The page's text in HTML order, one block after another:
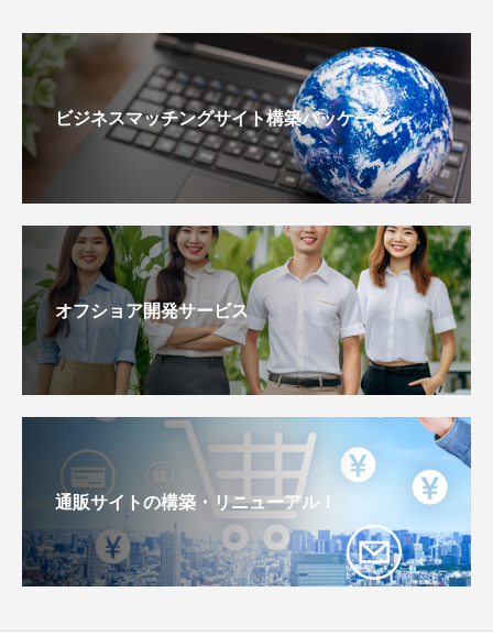
ビジネスマッチングサイト構築パッケージ
オフショア開発サービス
通販サイトの構築・リニューアル！